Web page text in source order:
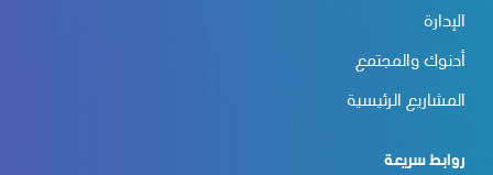
الإدارة
أدنوك والمجتمع
المشاريع الرئيسية
روابط سريعة